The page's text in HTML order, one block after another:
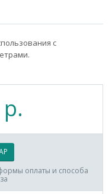
с
оплаты и способа